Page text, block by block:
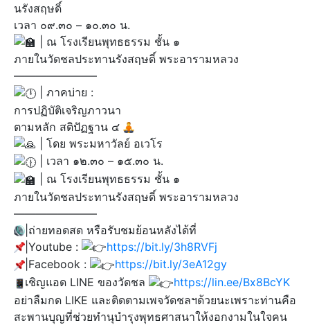
นรังสฤษดิ์
เวลา ๐๙.๓๐ – ๑๐.๓๐ น.
| ณ โรงเรียนพุทธธรรม ชั้น ๑
ภายในวัดชลประทานรังสฤษดิ์ พระอารามหลวง
———————–
| ภาคบ่าย :
การปฏิบัติเจริญภาวนา
ตามหลัก สติปัฏฐาน ๔
| โดย พระมหาวัลย์ อเวโร
| เวลา ๑๒.๓๐ – ๑๕.๓๐ น.
| ณ โรงเรียนพุทธธรรม ชั้น ๑
ภายในวัดชลประทานรังสฤษดิ์ พระอารามหลวง
———————–
|ถ่ายทอดสด หรือรับชมย้อนหลังได้ที่
|Youtube :
https://bit.ly/3h8RVFj
|Facebook :
https://bit.ly/3eA12gy
เชิญแอด LINE ของวัดชล
https://lin.ee/Bx8BcYK
อย่าลืมกด LIKE และติดตามเพจวัดชลฯด้วยนะเพราะท่านคือ
สะพานบุญที่ช่วยทำนุบำรุงพุทธศาสนาให้งอกงามในใจคน